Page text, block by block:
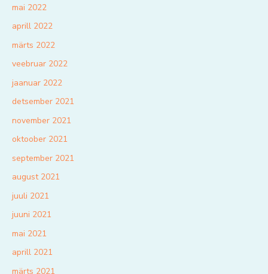
mai 2022
aprill 2022
märts 2022
veebruar 2022
jaanuar 2022
detsember 2021
november 2021
oktoober 2021
september 2021
august 2021
juuli 2021
juuni 2021
mai 2021
aprill 2021
märts 2021